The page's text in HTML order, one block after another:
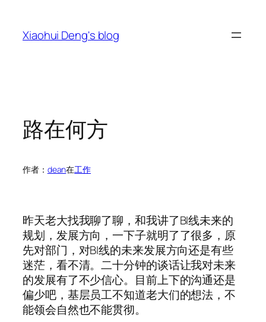
Xiaohui Deng's blog
路在何方
作者： dean在工作
昨天老大找我聊了聊，和我讲了BI线未来的
规划，发展方向，一下子就明了了很多，原
先对部门，对BI线的未来发展方向还是有些
迷茫，看不清。二十分钟的谈话让我对未来
的发展有了不少信心。目前上下的沟通还是
偏少吧，基层员工不知道老大们的想法，不
能领会自然也不能贯彻。